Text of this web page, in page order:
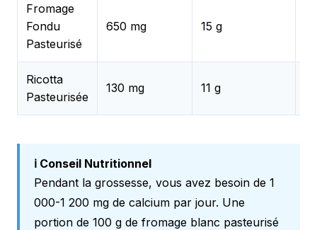
Fromage
Fondu
Pasteurisé
650 mg 15 g
Ricotta
Pasteurisée
130 mg 11 g
ℹ️ Conseil Nutritionnel
Pendant la grossesse, vous avez besoin de 1
000-1 200 mg de calcium par jour. Une
portion de 100 g de fromage blanc pasteurisé